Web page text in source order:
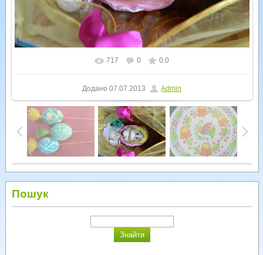
У реальному розмірі 1600x1200
717 0 0.0
Додано 07.07.2013 Admin
Пошук